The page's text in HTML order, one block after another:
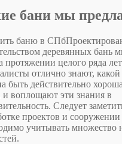
бани мы
деревянных бань
протяжении целого ряда
отлично знают,
быть действительно
и воплощают эти знания в
Следует
проектов и
учитывать множество